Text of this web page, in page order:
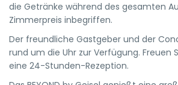
die Getränke während des gesamten
Zimmerpreis inbegriffen.
Der freundliche Gastgeber und der
rund um die Uhr zur Verfügung. Freuen
eine 24-Stunden-Rezeption.